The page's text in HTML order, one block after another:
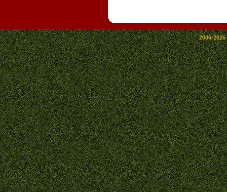
2006-